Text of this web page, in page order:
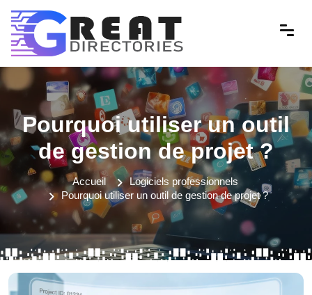
Pourquoi utiliser un outil
de gestion de projet ?
Accueil
Logiciels professionnels
Pourquoi utiliser un outil de gestion de projet ?